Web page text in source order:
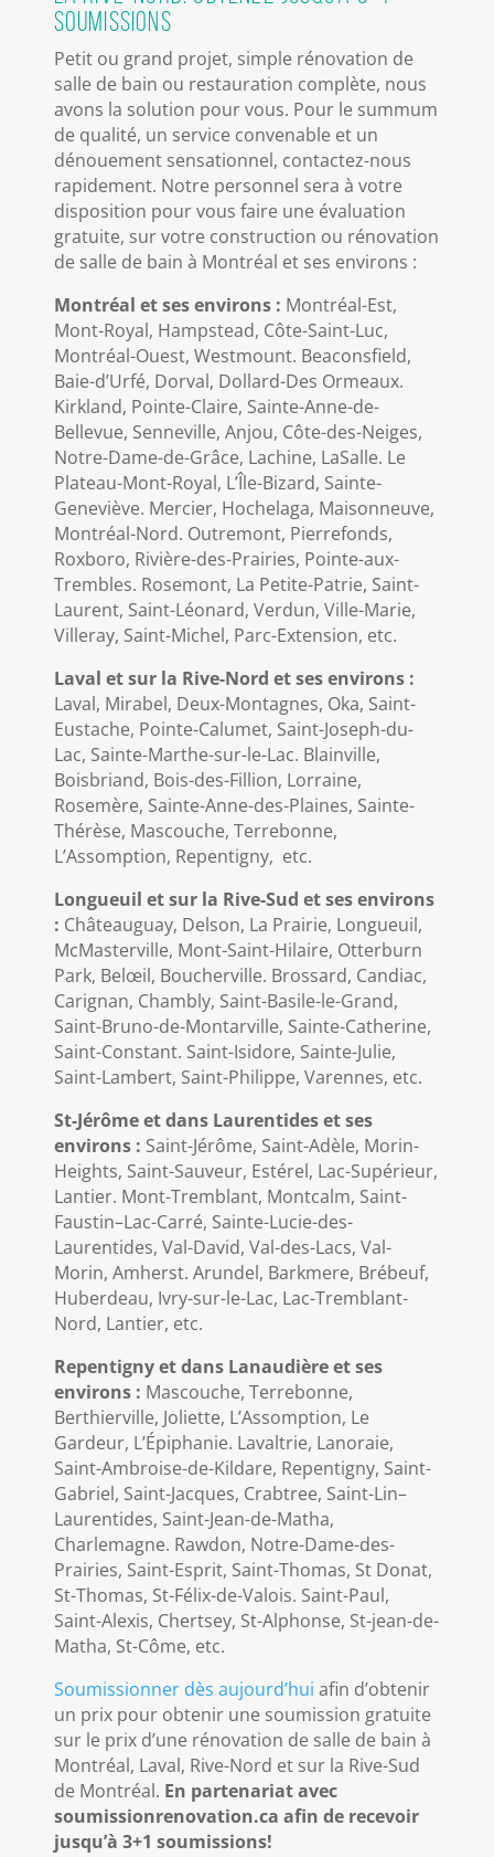
soumissions
Petit ou grand projet, simple rénovation de
salle de bain ou restauration complète, nous
avons la solution pour vous. Pour le summum
de qualité, un service convenable et un
dénouement sensationnel, contactez-nous
rapidement. Notre personnel sera à votre
disposition pour vous faire une évaluation
gratuite, sur votre construction ou rénovation
de salle de bain à Montréal et ses environs :
Montréal et ses environs : Montréal-Est,
Mont-Royal, Hampstead, Côte-Saint-Luc,
Montréal-Ouest, Westmount. Beaconsfield,
Baie-d’Urfé, Dorval, Dollard-Des Ormeaux.
Kirkland, Pointe-Claire, Sainte-Anne-de-
Bellevue, Senneville, Anjou, Côte-des-Neiges,
Notre-Dame-de-Grâce, Lachine, LaSalle. Le
Plateau-Mont-Royal, L’Île-Bizard, Sainte-
Geneviève. Mercier, Hochelaga, Maisonneuve,
Montréal-Nord. Outremont, Pierrefonds,
Roxboro, Rivière-des-Prairies, Pointe-aux-
Trembles. Rosemont, La Petite-Patrie, Saint-
Laurent, Saint-Léonard, Verdun, Ville-Marie,
Villeray, Saint-Michel, Parc-Extension, etc.
Laval et sur la Rive-Nord et ses environs :
Laval, Mirabel, Deux-Montagnes, Oka, Saint-
Eustache, Pointe-Calumet, Saint-Joseph-du-
Lac, Sainte-Marthe-sur-le-Lac. Blainville,
Boisbriand, Bois-des-Fillion, Lorraine,
Rosemère, Sainte-Anne-des-Plaines, Sainte-
Thérèse, Mascouche, Terrebonne,
L’Assomption, Repentigny, etc.
Longueuil et sur la Rive-Sud et ses environs
: Châteauguay, Delson, La Prairie, Longueuil,
McMasterville, Mont-Saint-Hilaire, Otterburn
Park, Belœil, Boucherville. Brossard, Candiac,
Carignan, Chambly, Saint-Basile-le-Grand,
Saint-Bruno-de-Montarville, Sainte-Catherine,
Saint-Constant. Saint-Isidore, Sainte-Julie,
Saint-Lambert, Saint-Philippe, Varennes, etc.
St-Jérôme et dans Laurentides et ses
environs : Saint-Jérôme, Saint-Adèle, Morin-
Heights, Saint-Sauveur, Estérel, Lac-Supérieur,
Lantier. Mont-Tremblant, Montcalm, Saint-
Faustin–Lac-Carré, Sainte-Lucie-des-
Laurentides, Val-David, Val-des-Lacs, Val-
Morin, Amherst. Arundel, Barkmere, Brébeuf,
Huberdeau, Ivry-sur-le-Lac, Lac-Tremblant-
Nord, Lantier, etc.
Repentigny et dans Lanaudière et ses
environs : Mascouche, Terrebonne,
Berthierville, Joliette, L’Assomption, Le
Gardeur, L’Épiphanie. Lavaltrie, Lanoraie,
Saint-Ambroise-de-Kildare, Repentigny, Saint-
Gabriel, Saint-Jacques, Crabtree, Saint-Lin–
Laurentides, Saint-Jean-de-Matha,
Charlemagne. Rawdon, Notre-Dame-des-
Prairies, Saint-Esprit, Saint-Thomas, St Donat,
St-Thomas, St-Félix-de-Valois. Saint-Paul,
Saint-Alexis, Chertsey, St-Alphonse, St-jean-de-
Matha, St-Côme, etc.
Soumissionner dès aujourd’hui afin d’obtenir
un prix pour obtenir une soumission gratuite
sur le prix d’une rénovation de salle de bain à
Montréal, Laval, Rive-Nord et sur la Rive-Sud
de Montréal. En partenariat avec
soumissionrenovation.ca afin de recevoir
jusqu’à 3+1 soumissions!​